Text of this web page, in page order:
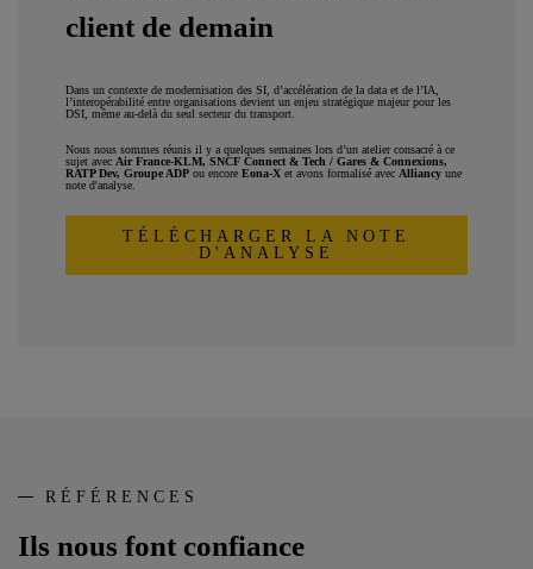
client de demain
Dans un contexte de modernisation des SI, d’accélération de la data et de l’IA,
l’interopérabilité entre organisations devient un enjeu stratégique majeur pour les
DSI, même au-delà du seul secteur du transport.
Nous nous sommes réunis il y a quelques semaines lors d’un atelier consacré à ce
sujet avec Air France-KLM, SNCF Connect & Tech / Gares & Connexions,
RATP Dev, Groupe ADP ou encore Eona-X et avons formalisé avec Alliancy une
note d'analyse.
TÉLÉCHARGER LA NOTE
D'ANALYSE
Ils nous font confiance
RÉFÉRENCES